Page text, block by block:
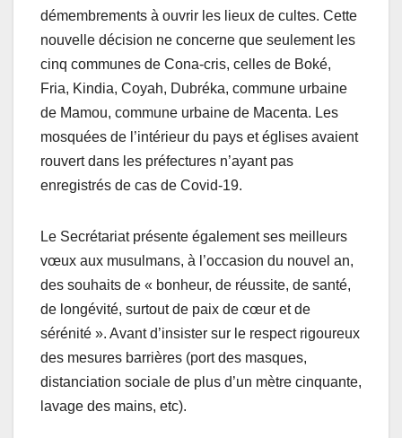
démembrements à ouvrir les lieux de cultes. Cette
nouvelle décision ne concerne que seulement les
cinq communes de Cona-cris, celles de Boké,
Fria, Kindia, Coyah, Dubréka, commune urbaine
de Mamou, commune urbaine de Macenta. Les
mosquées de l’intérieur du pays et églises avaient
rouvert dans les préfectures n’ayant pas
enregistrés de cas de Covid-19.
Le Secrétariat présente également ses meilleurs
vœux aux musulmans, à l’occasion du nouvel an,
des souhaits de « bonheur, de réussite, de santé,
de longévité, surtout de paix de cœur et de
sérénité ». Avant d’insister sur le respect rigoureux
des mesures barrières (port des masques,
distanciation sociale de plus d’un mètre cinquante,
lavage des mains, etc).